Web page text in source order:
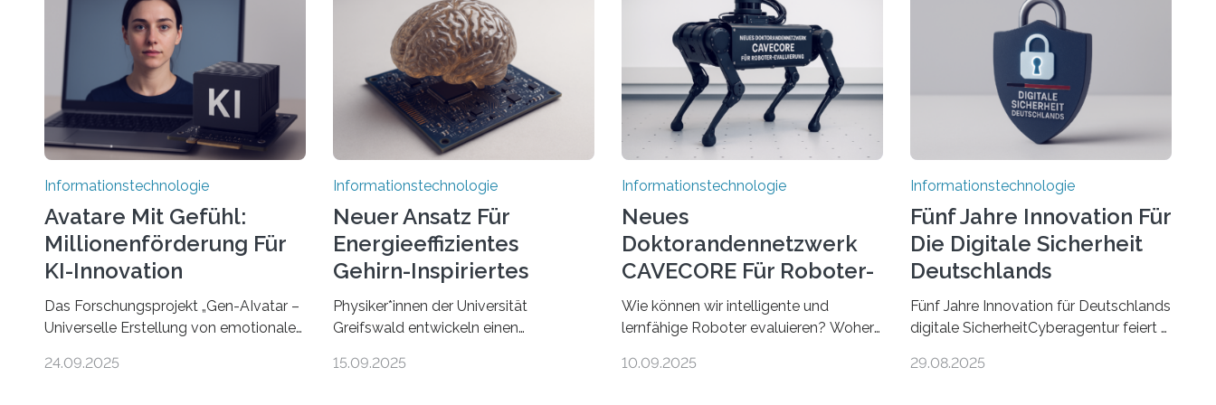
Informationstechnologie
Avatare Mit Gefühl:
Millionenförderung Für
KI-Innovation
Das Forschungsprojekt „Gen-AIvatar –
Universelle Erstellung von emotionalen
generative KI“ erhält eine
24.09.2025
Informationstechnologie
Neuer Ansatz Für
Energieeffizientes
Gehirn-Inspiriertes
Rechnen
Physiker*innen der Universität
Greifswald entwickeln einen
energieeffizienteres Arbeiten von
15.09.2025
Informationstechnologie
Neues
Doktorandennetzwerk
CAVECORE Für Roboter-
Evaluierung
Wie können wir intelligente und
lernfähige Roboter evaluieren? Woher
in dem, was sie tun? Mit diesen Fragen
10.09.2025
Informationstechnologie
Fünf Jahre Innovation Für
Die Digitale Sicherheit
Deutschlands
Fünf Jahre Innovation für Deutschlands
digitale SicherheitCyberagentur feiert 5.
Wissenschaft und Wirtschaft würdigen
29.08.2025